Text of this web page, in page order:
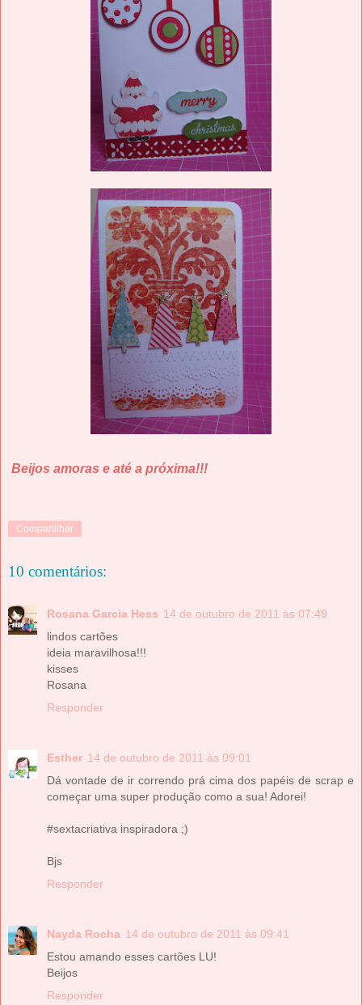
Beijos amoras e até a próxima!!!
Compartilhar
10 comentários:
Rosana Garcia Hess 14 de outubro de 2011 às 07:49
lindos cartões
ideia maravilhosa!!!
kisses
Rosana
Responder
Esther 14 de outubro de 2011 às 09:01
Dá vontade de ir correndo prá cima dos papéis de scrap e
começar uma super produção como a sua! Adorei!
#sextacriativa inspiradora ;)
Bjs
Responder
Nayda Rocha 14 de outubro de 2011 às 09:41
Estou amando esses cartões LU!
Beijos
Responder